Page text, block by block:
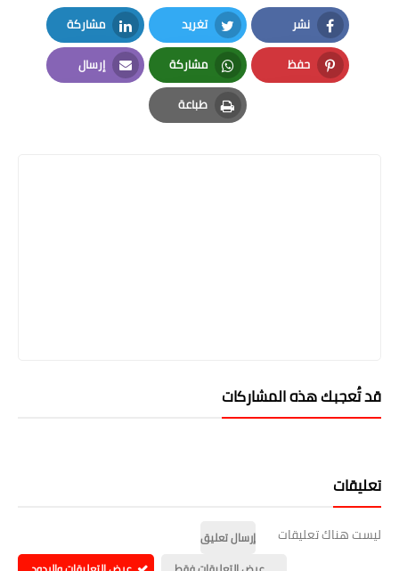
نشر
Facebook
تغريد
Twitter
مشاركة
LinkedIn
حفظ
Pinterest
مشاركة
Whatsapp
إرسال
Email
طباعة
Print
قد تُعجبك هذه المشاركات
تعليقات
ليست هناك تعليقات
إرسال تعليق